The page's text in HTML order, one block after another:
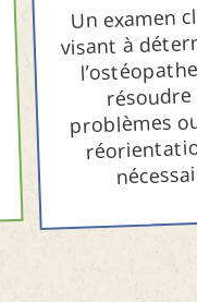
Un examen
visant à
résoudre
problèmes